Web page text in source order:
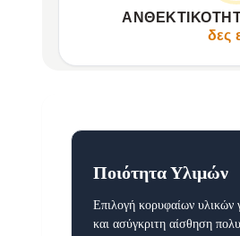
δες
Έξυπνο
Ποιότητα Υλιμών
Επιλογή κορυφαίων υλικών
και ασύγκριτη αίσθηση